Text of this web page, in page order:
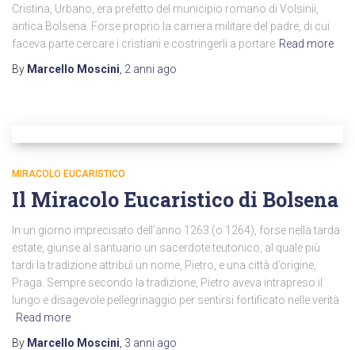
Cristina, Urbano, era prefetto del municipio romano di Volsinii,
antica Bolsena. Forse proprio la carriera militare del padre, di cui
faceva parte cercare i cristiani e costringerli a portare Read more
By Marcello Moscini 2 anni ago
MIRACOLO EUCARISTICO
Il Miracolo Eucaristico di Bolsena
In un giorno imprecisato dell’anno 1263 (o 1264), forse nella tarda
estate, giunse al santuario un sacerdote teutonico, al quale più
tardi la tradizione attribuì un nome, Pietro, e una città d’origine,
Praga. Sempre secondo la tradizione, Pietro aveva intrapreso il
lungo e disagevole pellegrinaggio per sentirsi fortificato nelle verità
Read more
By Marcello Moscini 3 anni ago